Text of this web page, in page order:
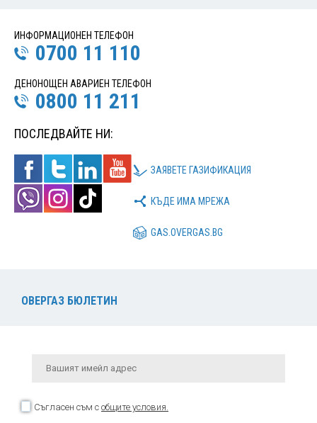
ИНФОРМАЦИОНЕН ТЕЛЕФОН
0700 11 110
ДЕНОНОЩЕН АВАРИЕН ТЕЛЕФОН
0800 11 211
ПОСЛЕДВАЙТЕ НИ:
ЗАЯВЕТЕ ГАЗИФИКАЦИЯ
КЪДЕ ИМА МРЕЖА
GAS.OVERGAS.BG
ОВЕРГАЗ БЮЛЕТИН
Съгласен съм с общите условия.